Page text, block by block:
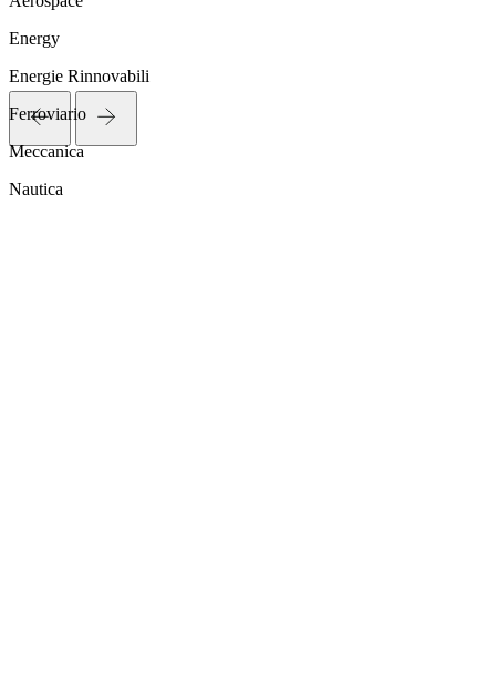
Energy
Energie Rinnovabili
Ferroviario
Meccanica
Nautica